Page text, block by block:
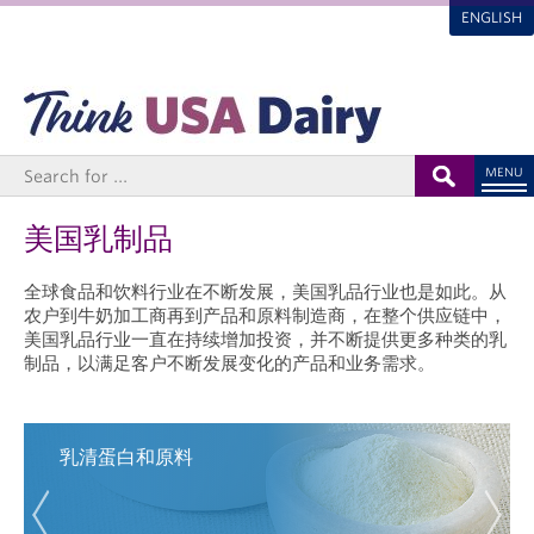
ENGLISH
MENU
美国乳制品
全球食品和饮料行业在不断发展，美国乳品行业也是如此。从
农户到牛奶加工商再到产品和原料制造商，在整个供应链中，
美国乳品行业一直在持续增加投资，并不断提供更多种类的乳
制品，以满足客户不断发展变化的产品和业务需求。
乳清蛋白和原料